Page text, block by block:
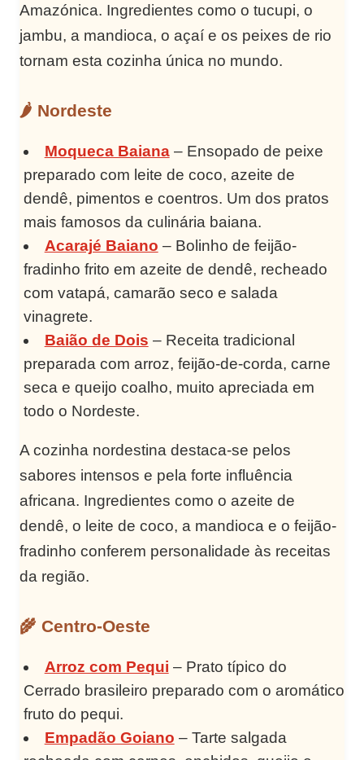
Amazónica. Ingredientes como o tucupi, o
jambu, a mandioca, o açaí e os peixes de rio
tornam esta cozinha única no mundo.
🌶️ Nordeste
Moqueca Baiana– Ensopado de peixe
preparado com leite de coco, azeite de
dendê, pimentos e coentros. Um dos pratos
mais famosos da culinária baiana.
Acarajé Baiano – Bolinho de feijão-
fradinho frito em azeite de dendê, recheado
com vatapá, camarão seco e salada
vinagrete.
Baião de Dois – Receita tradicional
preparada com arroz, feijão-de-corda, carne
seca e queijo coalho, muito apreciada em
todo o Nordeste.
A cozinha nordestina destaca-se pelos
sabores intensos e pela forte influência
africana. Ingredientes como o azeite de
dendê, o leite de coco, a mandioca e o feijão-
fradinho conferem personalidade às receitas
da região.
🌾 Centro-Oeste
Arroz com Pequi – Prato típico do
Cerrado brasileiro preparado com o aromático
fruto do pequi.
Empadão Goiano – Tarte salgada